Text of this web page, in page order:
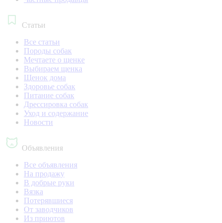
Статьи
Все статьи
Породы собак
Мечтаете о щенке
Выбираем щенка
Щенок дома
Здоровье собак
Питание собак
Дрессировка собак
Уход и содержание
Новости
Объявления
Все объявления
На продажу
В добрые руки
Вязка
Потерявшиеся
От заводчиков
Из приютов